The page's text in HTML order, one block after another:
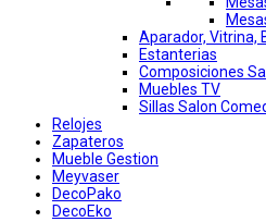
Aparador, Vitrina,
Estanterias
Composiciones
Muebles TV
Sillas Salon
Relojes
Zapateros
Mueble Gestion
Meyvaser
DecoPako
DecoEko